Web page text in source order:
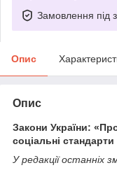
Замовлення під
Опис
Опис
Закони України:
соціальні стандарти
У редакції останніх